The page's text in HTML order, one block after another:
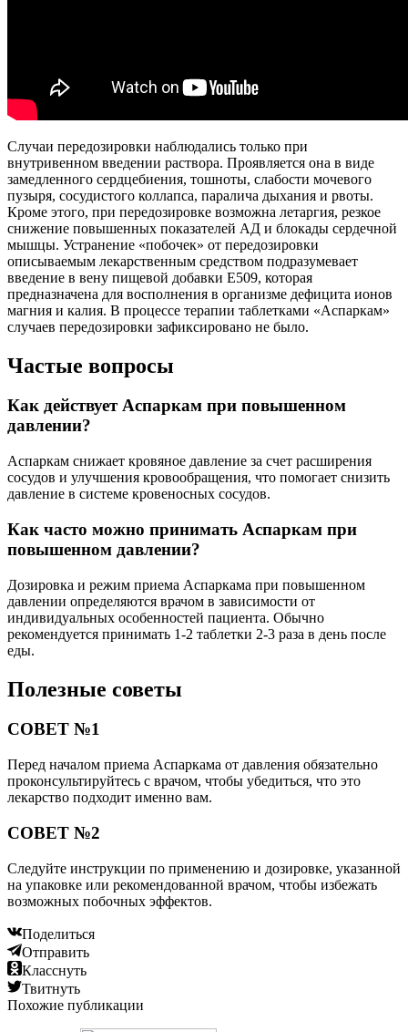
Случаи передозировки наблюдались только при
внутривенном введении раствора. Проявляется она в виде
замедленного сердцебиения, тошноты, слабости мочевого
пузыря, сосудистого коллапса, паралича дыхания и рвоты.
Кроме этого, при передозировке возможна летаргия, резкое
снижение повышенных показателей АД и блокады сердечной
мышцы. Устранение «побочек» от передозировки
описываемым лекарственным средством подразумевает
введение в вену пищевой добавки Е509, которая
предназначена для восполнения в организме дефицита ионов
магния и калия. В процессе терапии таблетками «Аспаркам»
случаев передозировки зафиксировано не было.
Частые вопросы
Как действует Аспаркам при повышенном
давлении?
Аспаркам снижает кровяное давление за счет расширения
сосудов и улучшения кровообращения, что помогает снизить
давление в системе кровеносных сосудов.
Как часто можно принимать Аспаркам при
повышенном давлении?
Дозировка и режим приема Аспаркама при повышенном
давлении определяются врачом в зависимости от
индивидуальных особенностей пациента. Обычно
рекомендуется принимать 1-2 таблетки 2-3 раза в день после
еды.
Полезные советы
СОВЕТ №1
Перед началом приема Аспаркама от давления обязательно
проконсультируйтесь с врачом, чтобы убедиться, что это
лекарство подходит именно вам.
СОВЕТ №2
Следуйте инструкции по применению и дозировке, указанной
на упаковке или рекомендованной врачом, чтобы избежать
возможных побочных эффектов.
Поделиться
Отправить
Класснуть
Твитнуть
Похожие публикации